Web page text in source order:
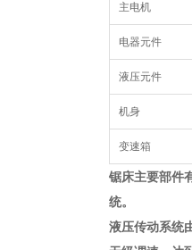
主电机
电器元件
液压元件
机身
变速箱
锯床主要部件
统。
液压传动系统